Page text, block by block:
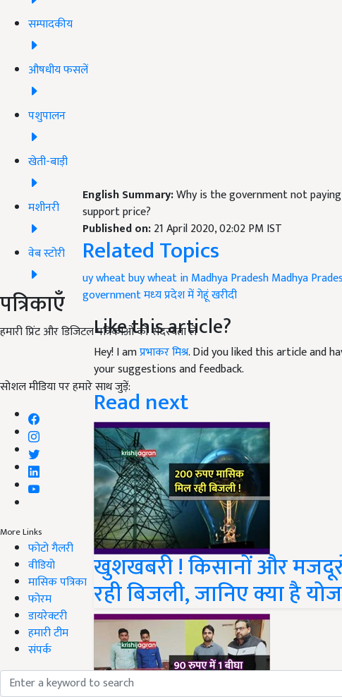
सम्पादकीय
औषधीय फसलें
पशुपालन
खेती-बाड़ी
मशीनरी
वेब स्टोरी
पत्रिकाएँ
हमारी प्रिंट और डिजिटल पत्रिकाओं की सदस्यता लें
सोशल मीडिया पर हमारे साथ जुड़ें:
More Links
फोटो गैलरी
वीडियो
मासिक पत्रिका
फोरम
डायरेक्टरी
हमारी टीम
संपर्क
English Summary:Why is the government not
support price?
Published on:21 April 2020, 02:02 PM IST
Related Topics
uy wheatbuy wheat in Madhya PradeshMadhya
governmentमध्‍य प्रदेश में गेहूं खरीदी
Like this article?
Hey! I amप्रभाकर मिश्र. Did you liked this article and
your suggestions and feedback.
Read next
खुशखबरी ! किसानों और
रही बिजली, जानिए क्या है